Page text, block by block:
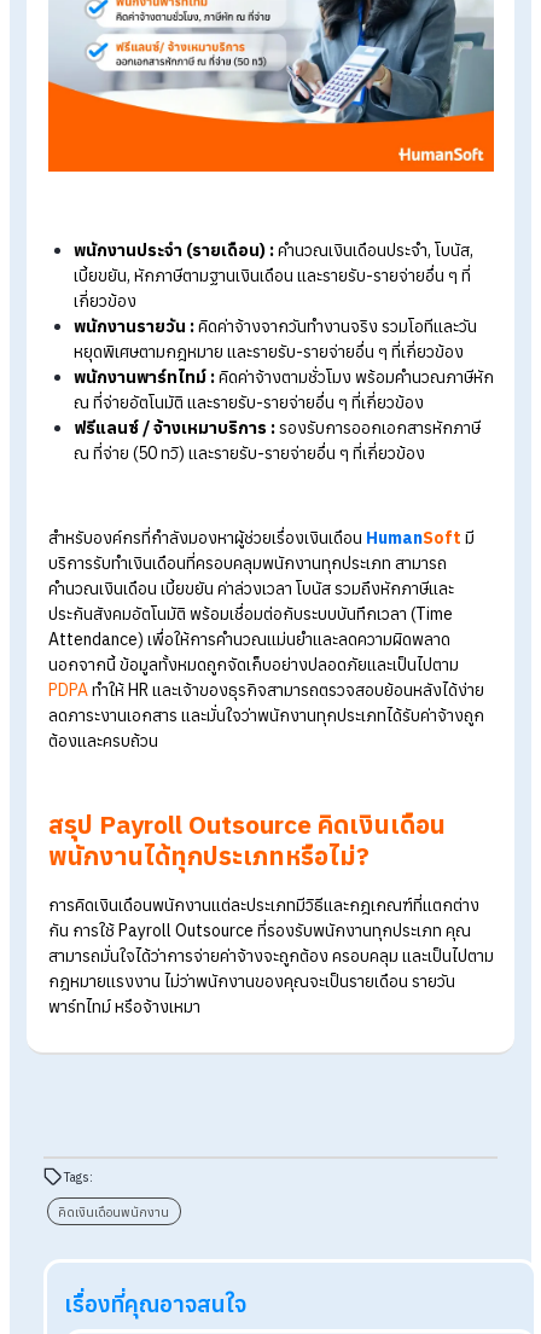
หากองค์กรมีพนักงานหลายประเภทในระบบเดียวกันเลือกใช้บริก
Payroll Outsourceเข้ามาช่วยจัดการเรื่องเงินเดือนถือเป็นทาง
ที่ช่วยลดภาระของฝ่ายบุคคลได้มาก เพราะผู้ให้บริการส่วนใหญ่จะมี
ระบบคำนวณที่สามารถ “ตั้งค่าตามประเภทพนักงาน” ได้อย่างยืด
พนักงานประจำ (รายเดือน) :คำนวณเงินเดือนประจำ, โบนัส,
เบี้ยขยัน, หักภาษีตามฐานเงินเดือน และรายรับ-รายจ่ายอื่น ๆ ที่
หยุดพิเศษตามกฎหมาย และรายรับ-รายจ่ายอื่น ๆ ที่เกี่ยวข้อง
พนักงานพาร์ทไทม์ :คิดค่าจ้างตามชั่วโมง พร้อมคำนวณภา
ฟรีแลนซ์ / จ้างเหมาบริการ :รองรับการออกเอกสารหักภ
ณ ที่จ่าย (50 ทวิ) และรายรับ-รายจ่ายอื่น ๆ ที่เกี่ยวข้อง
Soft
Attendance) เพื่อให้การคำนวณแม่นยำและลดความผิดพลาด
นอกจากนี้ ข้อมูลทั้งหมดถูกจัดเก็บอย่างปลอดภัยและเป็นไปตาม
PDPAทำให้ HR และเจ้าของธุรกิจสามารถตรวจสอบย้อนหลังได้ง่